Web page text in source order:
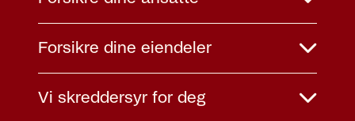
Forsikre dine eiendeler
Vi skreddersyr for deg